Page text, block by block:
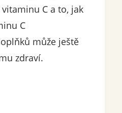
C a to, jak
C
může ještě
zdraví.